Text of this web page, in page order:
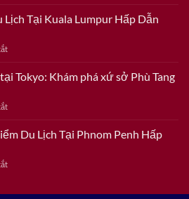
Bắc
Dẫn
2026
Điểm
Du
Tại
Hấp
2026
Tại Kuala Lumpur Hấp Dẫn
ở
Địa
Điểm
Lịch
Kuala
Dẫn
Tokyo: Khám phá xứ sở Phù Tang
ở
điểm
tại
Du Lịch Tại Phnom Penh Hấp
ở